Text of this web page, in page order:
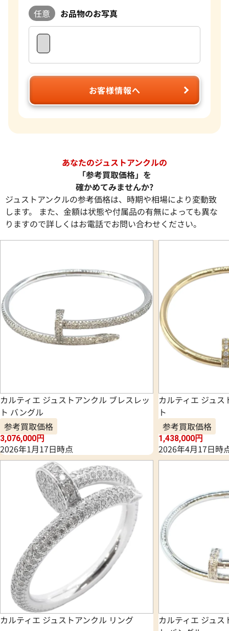
任意 お品物のお写真
お客様情報へ
あなたのジュストアンクルの
「参考買取価格」を
確かめてみませんか?
ジュストアンクルの参考価格は、時期や相場により変動致
します。 また、金額は状態や付属品の有無によっても異な
りますので詳しくはお電話でお問い合わせください。
カルティエ ジュストアンクル ブレスレッ
ト バングル
参考買取価格
3,076,000円
2026年1月17日時点
カルティエ ジュ
ト
参考買取価格
1,438,000円
2026年4月17日時
カルティエ ジュストアンクル リング
カルティエ ジュ